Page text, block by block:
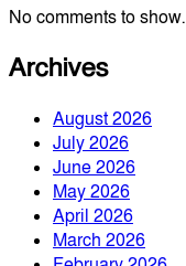
No comments to show.
Archives
August 2026
July 2026
June 2026
May 2026
April 2026
March 2026